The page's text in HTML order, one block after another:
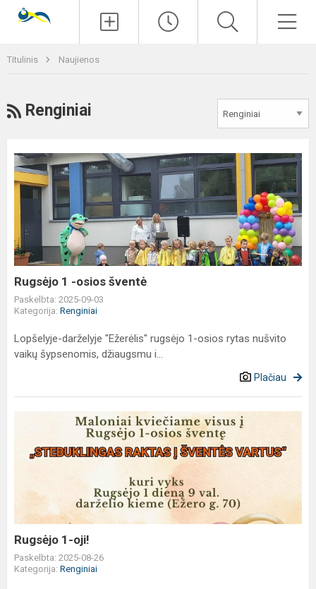
Titulinis Naujienos
RSS
Renginiai
Rugsėjo
1
-
šventė
Rugsėjo 1 -osios šventė
Paskelbta: 2025-09-03
Kategorija: Renginiai
Lopšelyje-darželyje "Ežerėlis" rugsėjo 1-osios rytas nušvito
vaikų šypsenomis, džiaugsmu i...
Plačiau
Rugsėjo 1-oji!
Paskelbta: 2025-08-26
Kategorija: Renginiai